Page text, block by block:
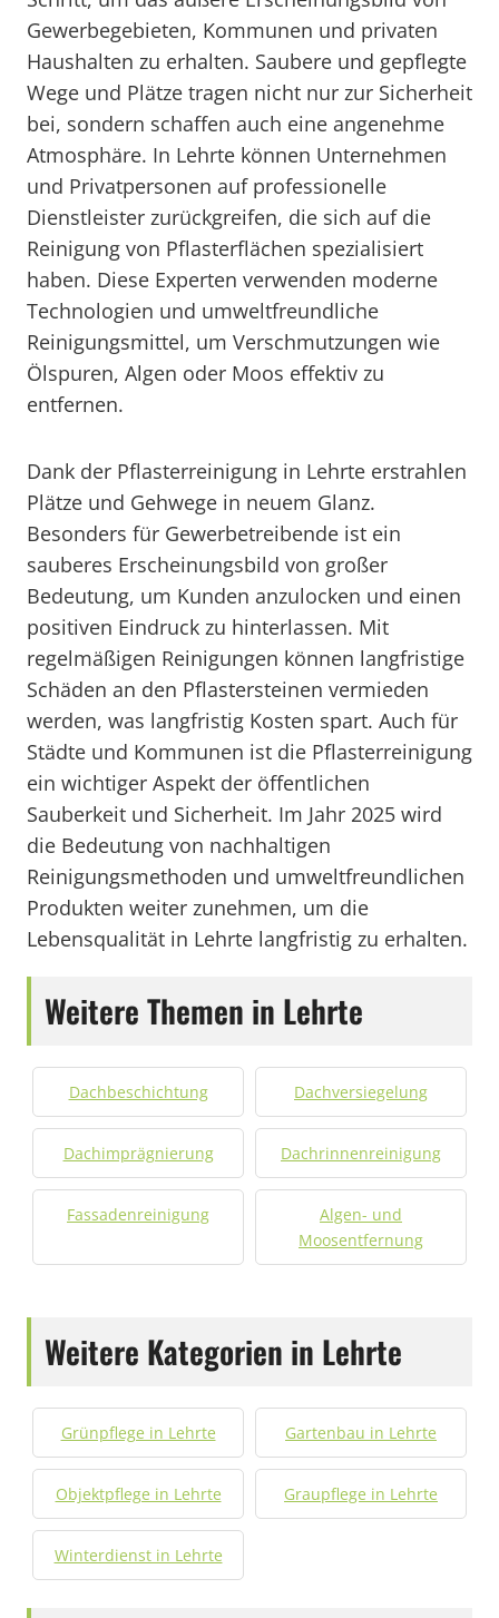
Gewerbegebieten, Kommunen und privaten
Haushalten zu erhalten. Saubere und gepflegte
Wege und Plätze tragen nicht nur zur Sicherheit
bei, sondern schaffen auch eine angenehme
Atmosphäre. In Lehrte können Unternehmen
und Privatpersonen auf professionelle
Dienstleister zurückgreifen, die sich auf die
Reinigung von Pflasterflächen spezialisiert
haben. Diese Experten verwenden moderne
Technologien und umweltfreundliche
Reinigungsmittel, um Verschmutzungen wie
Ölspuren, Algen oder Moos effektiv zu
entfernen.
Dank der Pflasterreinigung in Lehrte erstrahlen
Plätze und Gehwege in neuem Glanz.
Besonders für Gewerbetreibende ist ein
sauberes Erscheinungsbild von großer
Bedeutung, um Kunden anzulocken und einen
positiven Eindruck zu hinterlassen. Mit
regelmäßigen Reinigungen können langfristige
Schäden an den Pflastersteinen vermieden
werden, was langfristig Kosten spart. Auch für
Städte und Kommunen ist die Pflasterreinigung
ein wichtiger Aspekt der öffentlichen
Sauberkeit und Sicherheit. Im Jahr 2025 wird
die Bedeutung von nachhaltigen
Reinigungsmethoden und umweltfreundlichen
Produkten weiter zunehmen, um die
Lebensqualität in Lehrte langfristig zu erhalten.
Weitere Themen in Lehrte
Dachbeschichtung Dachversiegelung
Dachimprägnierung Dachrinnenreinigung
Fassadenreinigung
Algen- und
Moosentfernung
Weitere Kategorien in Lehrte
Grünpflege in Lehrte Gartenbau in Lehrte
Objektpflege in Lehrte Graupflege in Lehrte
Winterdienst in Lehrte